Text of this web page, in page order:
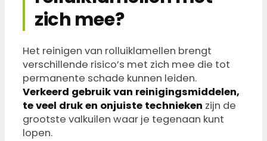
zich mee?
Het reinigen van rolluiklamellen brengt
verschillende risico’s met zich mee die tot
permanente schade kunnen leiden.
Verkeerd gebruik van reinigingsmiddelen,
te veel druk en onjuiste technieken zijn de
grootste valkuilen waar je tegenaan kunt
lopen.